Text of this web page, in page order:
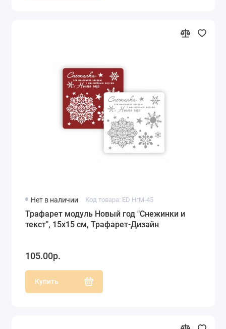
Нет в наличии Код товара: ED НгМ-45
Трафарет модуль Новый год "Снежинки и
текст", 15х15 см, Трафарет-Дизайн
105.00р.
Купить